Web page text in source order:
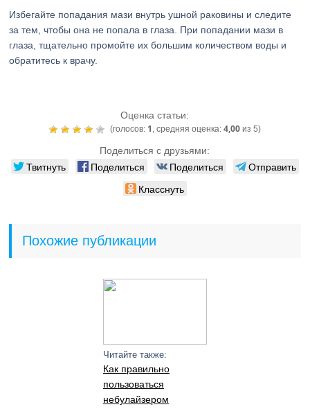
Избегайте попадания мази внутрь ушной раковины и следите
за тем, чтобы она не попала в глаза. При попадании мази в
глаза, тщательно промойте их большим количеством воды и
обратитесь к врачу.
Оценка статьи:
(голосов: 1 , средняя оценка: 4,00из 5)
Поделиться с друзьями:
Твитнуть Поделиться Поделиться
Отправить
Класснуть
Похожие публикации
Читайте также:
Как правильно
пользоваться
небулайзером